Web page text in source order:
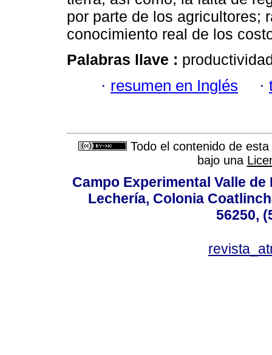
por parte de los agricultores;
conocimiento real de los
Palabras llave :
· resumen en Inglés ·
Todo el contenido de
bajo una
Campo Experimental Valle
Lechería, Colonia
56250,